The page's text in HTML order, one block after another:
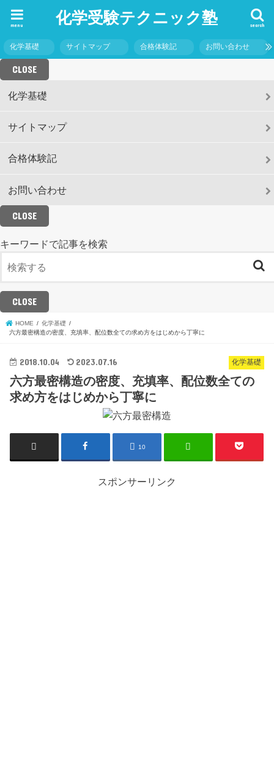
化学受験テクニック塾 search
menu
化学基礎 サイトマップ 合格体験記 お問い合わせ
CLOSE
化学基礎
サイトマップ
合格体験記
お問い合わせ
CLOSE
キーワードで記事を検索
CLOSE
HOME
化学基礎
六方最密構造の密度、充填率、配位数全ての求め方をはじめから丁寧に
化学基礎
2018.10.04 2023.07.16
六方最密構造の密度、充填率、配位数全ての
求め方をはじめから丁寧に
10
スポンサーリンク